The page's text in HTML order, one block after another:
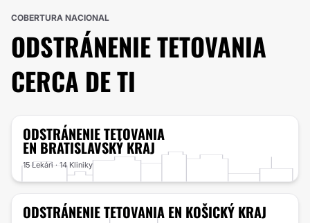
COBERTURA NACIONAL
ODSTRÁNENIE TETOVANIA
CERCA DE TI
ODSTRÁNENIE TETOVANIA
EN BRATISLAVSKÝ KRAJ
15 Lekári · 14 Kliniky
ODSTRÁNENIE TETOVANIA EN KOŠICKÝ KRAJ